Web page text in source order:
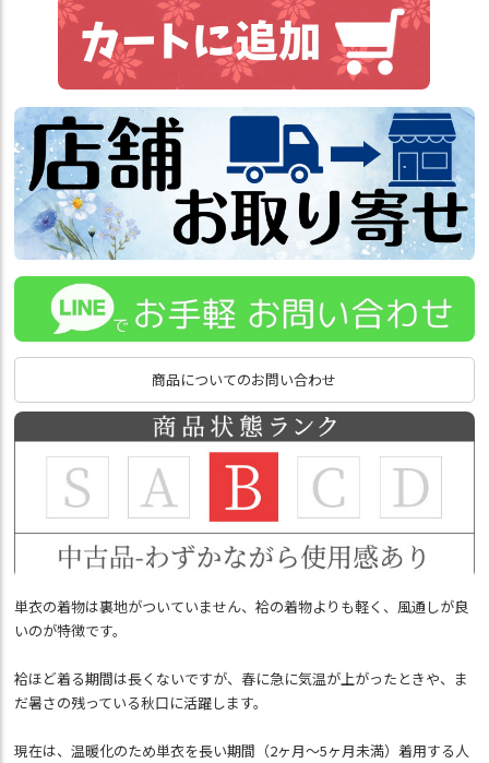
商品についてのお問い合わせ
単衣の着物は裏地がついていません、袷の着物よりも軽く、風通しが良
いのが特徴です。
袷ほど着る期間は長くないですが、春に急に気温が上がったときや、ま
だ暑さの残っている秋口に活躍します。
現在は、温暖化のため単衣を長い期間（2ヶ月～5ヶ月未満）着用する人